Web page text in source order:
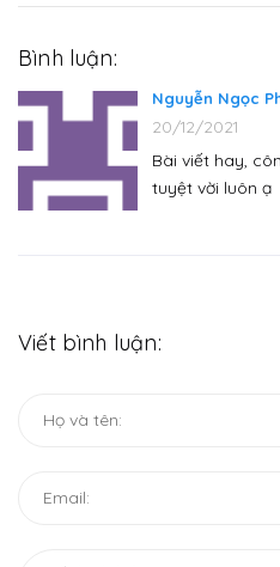
Bình luận:
Nguyễn Ngọc
20/12/2021
Bài viết hay,
tuyệt vời luôn ạ
Viết bình luận: